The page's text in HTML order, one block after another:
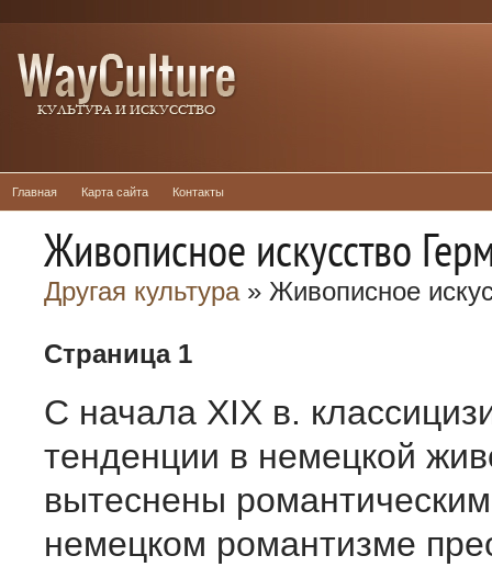
Главная Карта сайта Контакты
Живописное искусство
Другая культура» Живописное
Страница 1
С начала ХIХ в.
тенденции в немецкой
вытеснены
немецком романтизме